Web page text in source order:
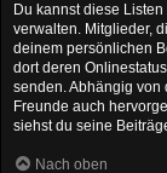
Du kannst diese
verwalten. Mitglieder,
deinem persönlichen
dort deren
senden. Abhängig von
Freunde auch
siehst du seine
Nach oben